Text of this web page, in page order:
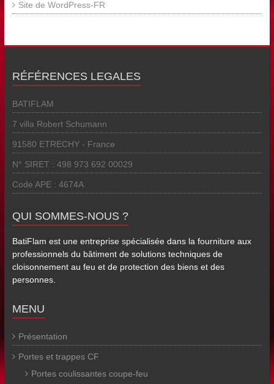
Site de WordPress-FR
RÉFÉRENCES LEGALES
BATIFLAM
7 villa Robert Schumann
91580 ETRECHY - France
N° SIRET : 498 973 692 00029
Code APE : 4674A
QUI SOMMES-NOUS ?
BatiFlam est une entreprise spécialisée dans la fourniture aux
professionnels du bâtiment de solutions techniques de
cloisonnement au feu et de protection des biens et des
personnes.
MENU
Présentation
Portes et trappes CF
Portes coulissantes coupe-feu